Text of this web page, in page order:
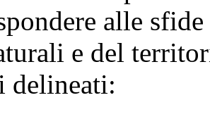
alle
e del
delineati: